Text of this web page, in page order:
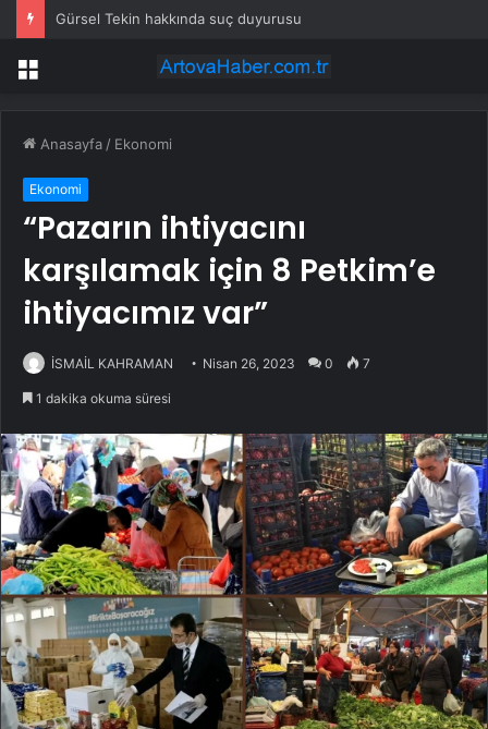
Gürsel Tekin hakkında suç duyurusu
Menü
Anasayfa / Ekonomi
Ekonomi
“Pazarın ihtiyacını
karşılamak için 8 Petkim’e
ihtiyacımız var”
İSMAİL KAHRAMAN Nisan 26, 2023 0 7
1 dakika okuma süresi